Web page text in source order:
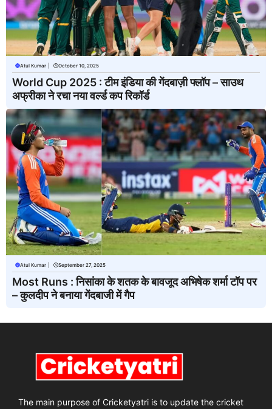
Atul Kumar October 10, 2025
World Cup 2025 : टीम इंडिया की गेंदबाज़ी फ्लॉप – साउथ
अफ्रीका ने रचा नया वर्ल्ड कप रिकॉर्ड
Atul Kumar September 27, 2025
Most Runs : निसांका के शतक के बावजूद अभिषेक शर्मा टॉप पर
– कुलदीप ने बनाया गेंदबाजी में गैप
The main purpose of Cricketyatri is to update the cricket